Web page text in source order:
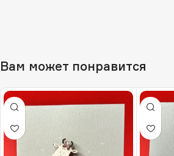
Вам может понравится